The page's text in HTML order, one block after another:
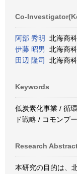
Co-
阿部 秀明
北海商
伊藤 昭男
北海商
田辺 隆司
北海商
Keywords
低炭素化事業 / 循
ド戦略 / コモンプ
Research
本研究の目的は、